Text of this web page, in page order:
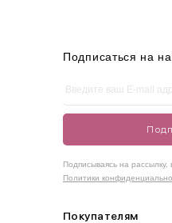
42-50
Как правильно себя
Измеряется по самым
Покупателям
Подписаться на
Подписываясь на
Политики